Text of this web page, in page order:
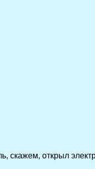
скажем, открыл